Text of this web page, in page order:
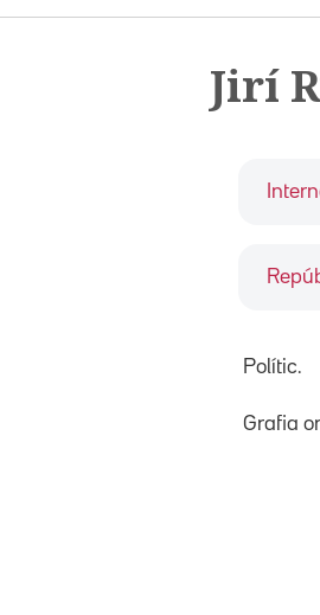
Jirí
Polític.
Grafia